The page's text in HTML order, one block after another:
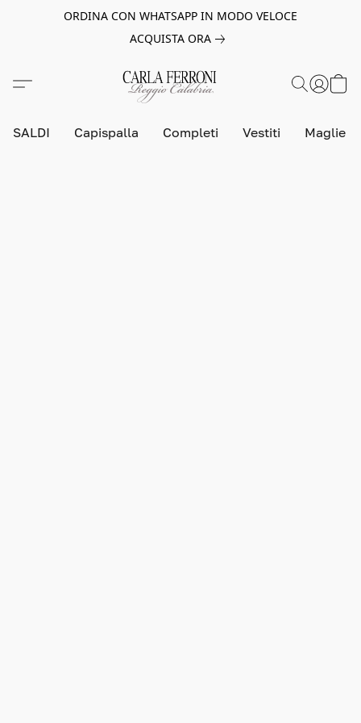
ORDINA CON WHATSAPP IN MODO VELOCE
ACQUISTA ORA
SALDI Capispalla Completi Vestiti Maglie e